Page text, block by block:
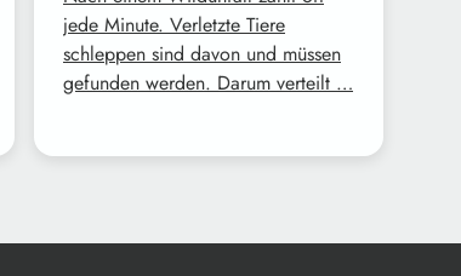
jede Minute. Verletzte Tiere
schleppen sind davon und müssen
gefunden werden. Darum verteilt …